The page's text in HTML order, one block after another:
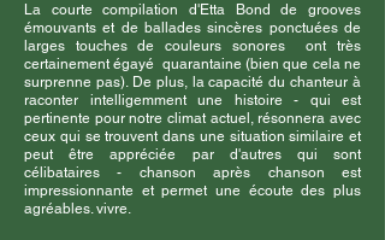
La courte compilation d'Etta Bond de grooves
émouvants et de ballades sincères ponctuées de
larges touches de couleurs sonores
ont très
certainement égayé quarantaine (bien que cela ne
surprenne pas). De plus, la capacité du chanteur à
raconter intelligemment une histoire - qui est
pertinente pour notre climat actuel, résonnera avec
ceux qui se trouvent dans une situation similaire et
peut être appréciée par d'autres qui sont
célibataires - chanson après chanson est
impressionnante et permet une écoute des plus
agréables. vivre.